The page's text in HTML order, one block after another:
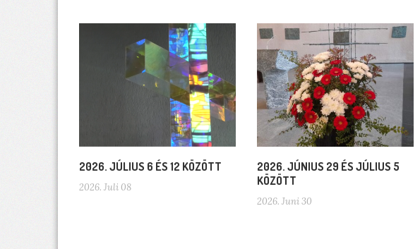
2026. JÚLIUS 6 ÉS 12 KÖZÖTT
2026. Juli 08
2026. JÚNIUS 29 ÉS JÚLIUS 5
KÖZÖTT
2026. Juni 30